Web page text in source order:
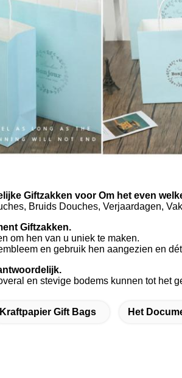
Giftzakken voor Om het even
Bruids Douches, Verjaardagen,
Giftzakken.
om hen van u uniek te maken.
en gebruik hen aangezien en
en stevige bodems kunnen tot het
Kraftpapier Gift Bags Het